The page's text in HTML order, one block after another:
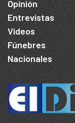
Opinión
Entrevistas
Videos
Fúnebres
Nacionales